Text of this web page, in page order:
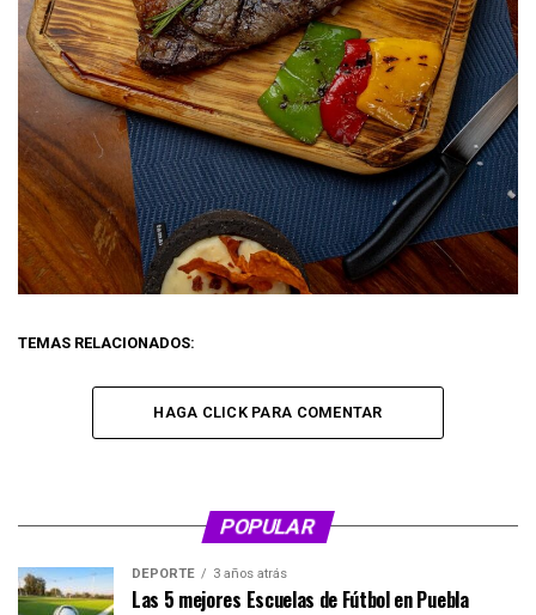
TEMAS RELACIONADOS:
HAGA CLICK PARA COMENTAR
POPULAR
DEPORTE 3 años atrás
Las 5 mejores Escuelas de Fútbol en Puebla